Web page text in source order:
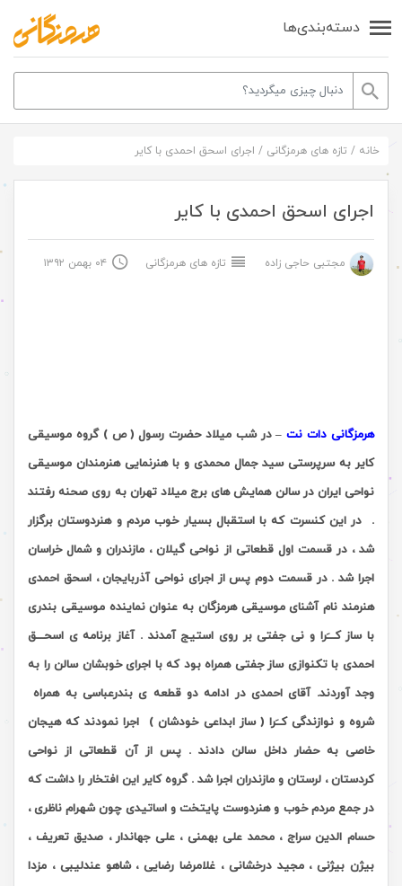
دسته‌بندی‌ها
خانه / تازه های هرمزگانی / اجرای اسحق احمدی با کایر
اجرای اسحق احمدی با کایر
مجتبی حاجی زاده تازه های هرمزگانی ۰۴ بهمن ۱۳۹۲
هرمزگانی دات نت– در شب میلاد حضرت رسول ( ص ) گروه موسیقی
کایر به سرپرستی سید جمال محمدی و با هنرنمایی هنرمندان موسیقی
نواحی ایران در سالن همایش های برج میلاد تهران به روی صحنه رفتند
. در این کنسرت که با استقبال بسیار خوب مردم و هنردوستان برگزار
شد ، در قسمت اول قطعاتی از نواحی گیلان ، مازندران و شمال خراسان
اجرا شد . در قسمت دوم پس از اجرای نواحی آذربایجان ، اسحق احمدی
هنرمند نام آشنای موسیقی هرمزگان به عنوان نماینده موسیقی بندری
با ساز کـــَرا و نی جفتی بر روی استیج آمدند . آغاز برنامه ی اسحـــق
احمدی با تکنوازی ساز جفتی همراه بود که با اجرای خوبشان سالن را به
وجد آوردند. آقای احمدی در ادامه دو قطعه ی بندرعباسی به همراه
شروه و نوازندگی کــَرا ( ساز ابداعی خودشان ) اجرا نمودند که هیجان
خاصی به حضار داخل سالن دادند . پس از آن قطعاتی از نواحی
کردستان ، لرستان و مازندران اجرا شد . گروه کایر این افتخار را داشت که
در جمع مردم خوب و هنردوست پایتخت و اساتیدی چون شهرام ناظری ،
حسام الدین سراج ، محمد علی بهمنی ، علی جهاندار ، صدیق تعریف ،
بیژن بیژنی ، مجید درخشانی ، غلامرضا رضایی ، شاهو عندلیبی ، مزدا